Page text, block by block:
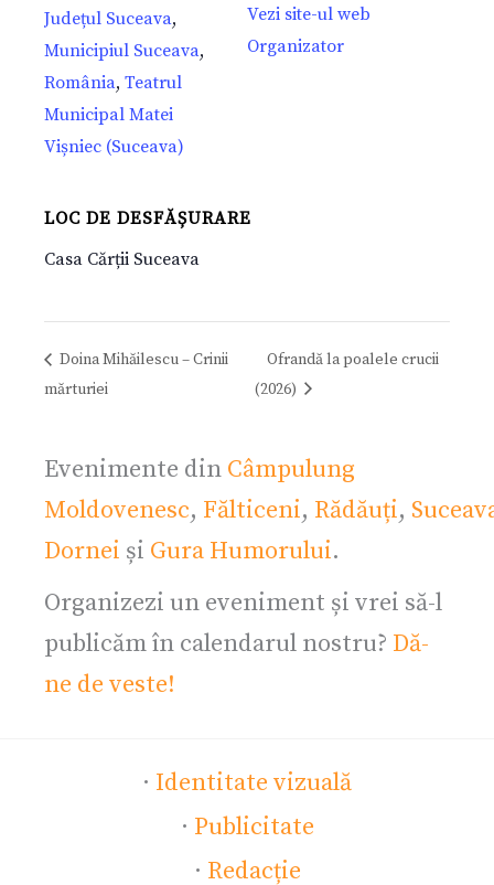
Județul Suceava,
Municipiul Suceava,
România, Teatrul
Municipal Matei
Vișniec (Suceava)
Vezi site-ul web
Organizator
LOC DE DESFĂȘURARE
Casa Cărții Suceava
Doina Mihăilescu – Crinii
mărturiei
Ofrandă la poalele crucii
(2026)
Evenimente din Câmpulung
Moldovenesc, Fălticeni, Rădăuți,
Dornei și Gura Humorului.
Organizezi un eveniment și vrei să-l
publicăm în calendarul nostru? Dă-
ne de veste!
· Identitate vizuală
· Publicitate
· Redacție